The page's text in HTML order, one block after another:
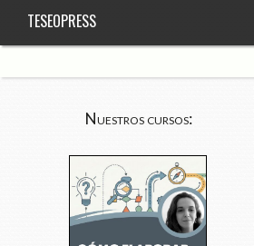
TESEOPRESS
Nuestros cursos: